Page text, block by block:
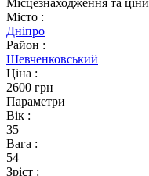
Місцезнаходження та ціни
Місто :
Дніпро
Район :
Шевченковський
Ціна :
2600 грн
Параметри
Вік :
35
Вага :
54
Зріст :